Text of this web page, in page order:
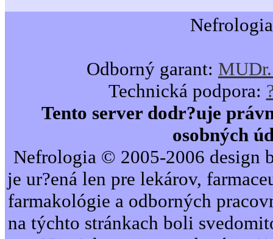
Odborný garant:
Technická podpora:
Tento server dodr?uje
osobných
Nefrologia © 2005-2006 design
je ur?ená len pre lekárov,
farmakológie a odborných
na týchto stránkach boli